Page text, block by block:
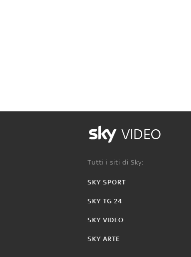
VIDEO
Tutti i siti di Sky:
SKY SPORT
SKY TG 24
SKY VIDEO
SKY ARTE